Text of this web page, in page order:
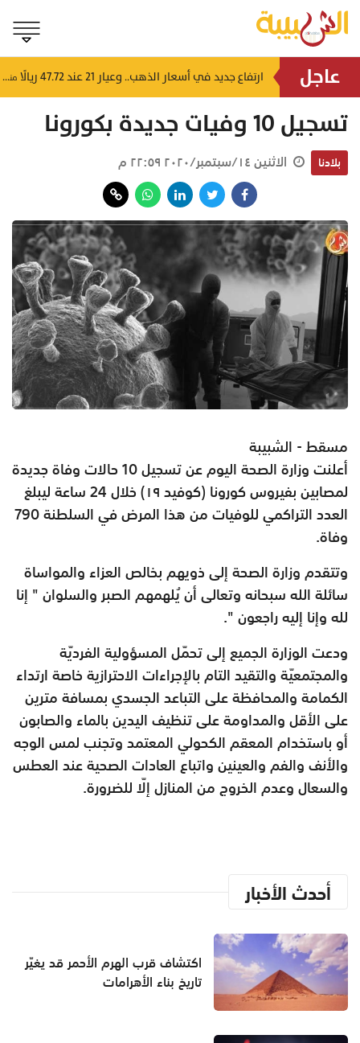
عاجل منذ ١٠ ساعات
ارتفاع جديد في أسعار الذهب.. وعيار 21 عند 47.72 ريالًا منذ ١١ ساعة
تسجيل 10 وفيات جديدة بكورونا
بلادنا الاثنين ١٤/سبتمبر/٢٠٢٠ ٢٢:٥٩ م
مسقط - الشبيبة
أعلنت وزارة الصحة اليوم عن تسجيل 10 حالات وفاة جديدة
لمصابين بفيروس كورونا (كوفيد ١٩) خلال 24 ساعة ليبلغ
العدد التراكمي للوفيات من هذا المرض في السلطنة 790
وفاة.
وتتقدم وزارة الصحة إلى ذويهم بخالص العزاء والمواساة
سائلة الله سبحانه وتعالى أن يُلهمهم الصبر والسلوان " إنا
لله وإنا إليه راجعون ".
ودعت الوزارة الجميع إلى تحمّل المسؤولية الفرديّة
والمجتمعيّة والتقيد التام بالإجراءات الاحترازية خاصة ارتداء
الكمامة والمحافظة على التباعد الجسدي بمسافة مترين
على الأقل والمداومة على تنظيف اليدين بالماء والصابون
أو باستخدام المعقم الكحولي المعتمد وتجنب لمس الوجه
والأنف والفم والعينين واتباع العادات الصحية عند العطس
والسعال وعدم الخروج من المنازل إلّا للضرورة.
أحدث الأخبار
اكتشاف قرب الهرم الأحمر قد يغيّر
تاريخ بناء الأهرامات